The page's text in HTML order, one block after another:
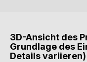
3D-Ansicht des
Grundlage des
Details variieren)